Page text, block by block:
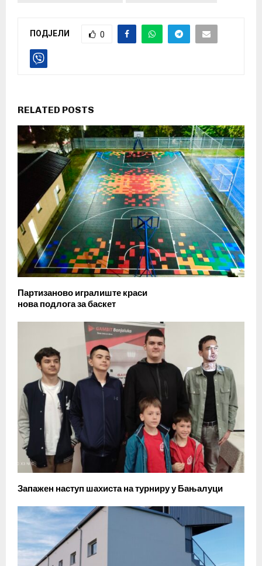
ПОДЈЕЛИ 0
RELATED POSTS
Партизаново игралиште краси
нова подлога за баскет
Запажен наступ шахиста на турниру у Бањалуци